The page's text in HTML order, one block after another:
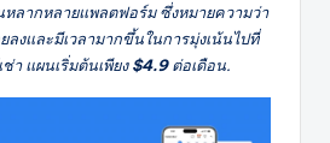
ลากหลายแพลตฟอร์ม ซึ่งหมายความว่า
งและมีเวลามากขึ้นในการมุ่งเน้นไปที่
า แผนเริ่มต้นเพียง$4.9ต่อเดือน.